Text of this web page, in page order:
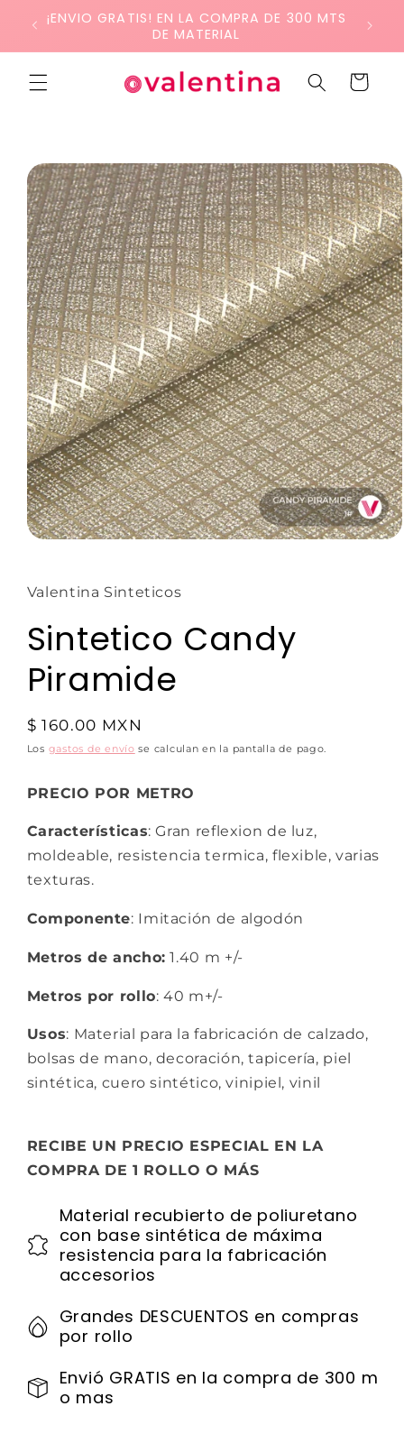
directamente
¡ENVIO GRATIS! EN LA COMPRA DE 300 MTS
DE MATERIAL
Carrito
directamente
a la
información
del producto
Valentina Sinteticos
Sintetico Candy
Piramide
$ 160.00 MXN
Los gastos de envío se calculan en la pantalla de pago.
PRECIO POR METRO
Características: Gran reflexion de luz,
moldeable, resistencia termica, flexible, varias
texturas.
Componente: Imitación de algodón
Metros de ancho: 1.40 m +/-
Metros por rollo: 40 m+/-
Usos: Material para la fabricación de calzado,
bolsas de mano, decoración, tapicería, piel
sintética, cuero sintético, vinipiel, vinil
RECIBE UN PRECIO ESPECIAL EN LA
COMPRA DE 1 ROLLO O MÁS
Material recubierto de poliuretano
con base sintética de máxima
resistencia para la fabricación
accesorios
Grandes DESCUENTOS en compras
por rollo
Envió GRATIS en la compra de 300 m
o mas